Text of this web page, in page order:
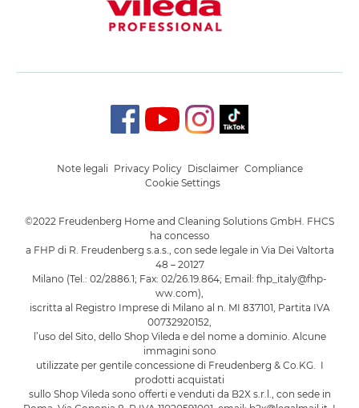
©2022 Freudenberg Home and Cleaning Solutions GmbH. FHCS
ha concesso
a FHP di R. Freudenberg s.a.s., con sede legale in Via Dei Valtorta
48 – 20127
Milano (Tel.: 02/2886.1; Fax: 02/26.19.864; Email: fhp_italy@fhp-
ww.com),
iscritta al Registro Imprese di Milano al n. MI 837101, Partita IVA
00732920152,
l’uso del Sito, dello Shop Vileda e del nome a dominio. Alcune
immagini sono
utilizzate per gentile concessione di Freudenberg & Co.KG. I
prodotti acquistati
sullo Shop Vileda sono offerti e venduti da B2X s.r.l., con sede in
Note legali Privacy Policy Disclaimer Compliance
Cookie Settings